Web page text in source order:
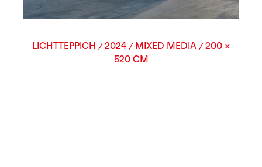
LICHTTEPPICH /2024 /MIXED MEDIA /200 ×
520 CM